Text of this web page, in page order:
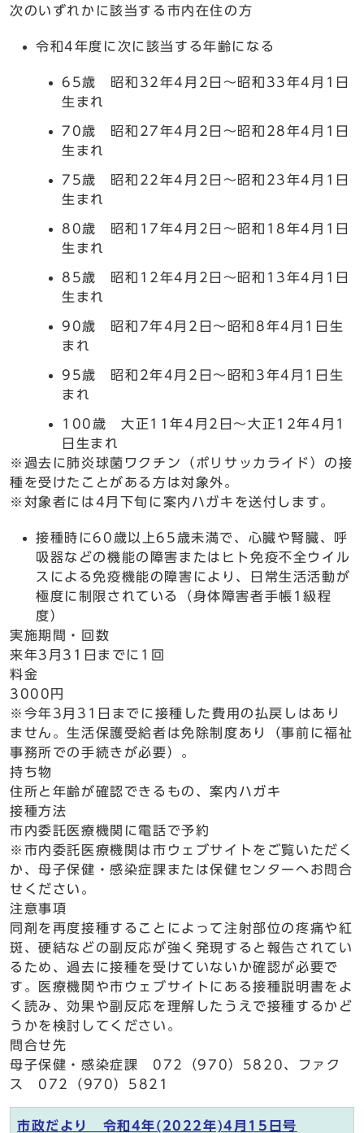
次のいずれかに該当する市内在住の方
令和4年度に次に該当する年齢になる
65歳 昭和32年4月2日～昭和33年4月1日
生まれ
70歳 昭和27年4月2日～昭和28年4月1日
生まれ
75歳 昭和22年4月2日～昭和23年4月1日
生まれ
80歳 昭和17年4月2日～昭和18年4月1日
生まれ
85歳 昭和12年4月2日～昭和13年4月1日
生まれ
90歳 昭和7年4月2日～昭和8年4月1日生
まれ
95歳 昭和2年4月2日～昭和3年4月1日生
まれ
100歳 大正11年4月2日～大正12年4月1
日生まれ
※過去に肺炎球菌ワクチン（ポリサッカライド）の接
種を受けたことがある方は対象外。
※対象者には4月下旬に案内ハガキを送付します。
接種時に60歳以上65歳未満で、心臓や腎臓、呼
吸器などの機能の障害またはヒト免疫不全ウイル
スによる免疫機能の障害により、日常生活活動が
極度に制限されている（身体障害者手帳1級程
度）
実施期間・回数
来年3月31日までに1回
料金
3000円
※今年3月31日までに接種した費用の払戻しはあり
ません。生活保護受給者は免除制度あり（事前に福祉
事務所での手続きが必要）。
持ち物
住所と年齢が確認できるもの、案内ハガキ
接種方法
市内委託医療機関に電話で予約
※市内委託医療機関は市ウェブサイトをご覧いただく
か、母子保健・感染症課または保健センターへお問合
せください。
注意事項
同剤を再度接種することによって注射部位の疼痛や紅
斑、硬結などの副反応が強く発現すると報告されてい
るため、過去に接種を受けていないか確認が必要で
す。医療機関や市ウェブサイトにある接種説明書をよ
く読み、効果や副反応を理解したうえで接種するかど
うかを検討してください。
問合せ先
母子保健・感染症課 072（970）5820、ファク
ス 072（970）5821
市政だより 令和4年(2022年)4月15日号